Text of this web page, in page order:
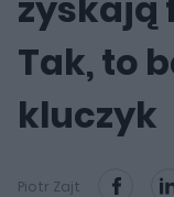
Tak, to
kluczyk
Piotr Zajt